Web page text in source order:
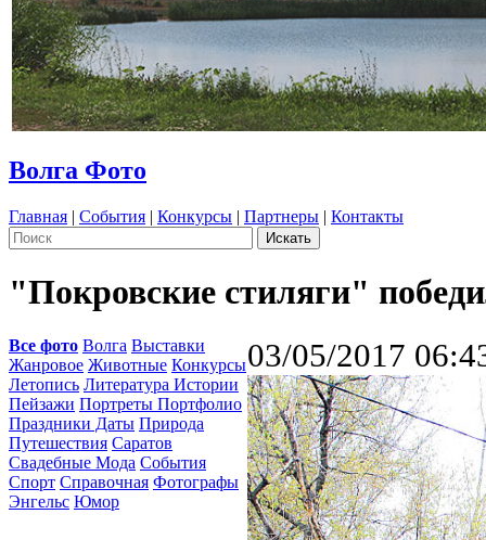
Волга Фото
Главная | События | Конкурсы | Партнеры | Контакты
"Покровские стиляги"
Все фото Волга Выставки
Жанровое Животные Конкурсы
Летопись Литература Истории
Пейзажи Портреты Портфолио
Праздники Даты Природа
Путешествия Саратов
Свадебные Мода События
Спорт Справочная Фотографы
Энгельс Юмор
03/05/2017